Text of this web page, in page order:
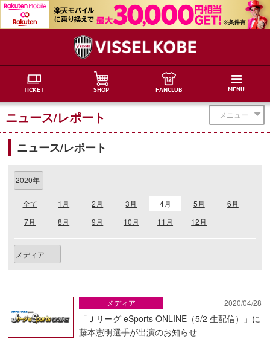
TICKET SHOP FANCLUB MENU
メニュー
ニュース/レポート
ニュース/レポート
全て 1月 2月 3月 4月 5月
6月
7月
8月 9月 10月 11月 12月
2020/04/28
「Ｊリーグ eSports ONLINE（5/2 生配信）」に
藤本憲明選手が出演のお知らせ
メディア